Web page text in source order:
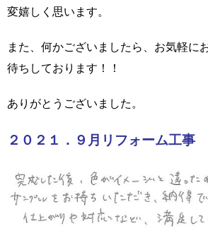
変嬉しく思います。
また、何かございましたら、お気軽に
待ちしております！！
ありがとうございました。
２０２１．９月リフォーム工事